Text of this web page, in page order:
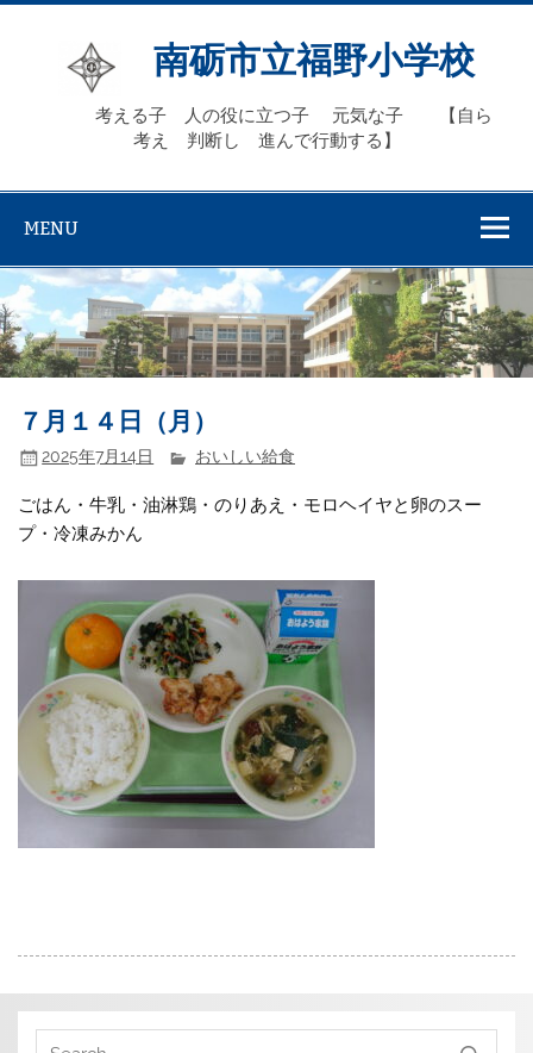
Skip
南砺市立福野小学校
考える子 人の役に立つ子 元気な子 【自ら
考え 判断し 進んで行動する】
MENU
７月１４日（月）
2025年7月14日 おいしい給食
ごはん・牛乳・油淋鶏・のりあえ・モロヘイヤと卵のスー
プ・冷凍みかん